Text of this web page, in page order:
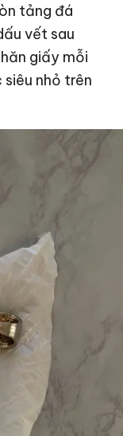
tảng đá
vết sau
giấy mỗi
nhỏ trên